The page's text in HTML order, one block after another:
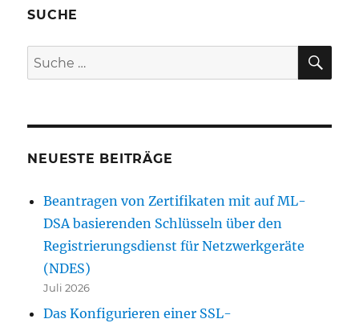
SUCHE
Suche
nach:
NEUESTE BEITRÄGE
Beantragen von Zertifikaten mit auf ML-
DSA basierenden Schlüsseln über den
Registrierungsdienst für Netzwerkgeräte
(NDES)
Juli 2026
Das Konfigurieren einer SSL-